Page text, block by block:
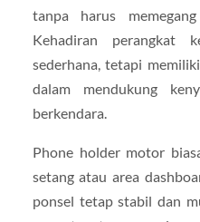
tanpa harus
Kehadiran perangkat
sederhana, tetapi
dalam mendukung
berkendara.
Phone holder motor
setang atau area
ponsel tetap stabil dan